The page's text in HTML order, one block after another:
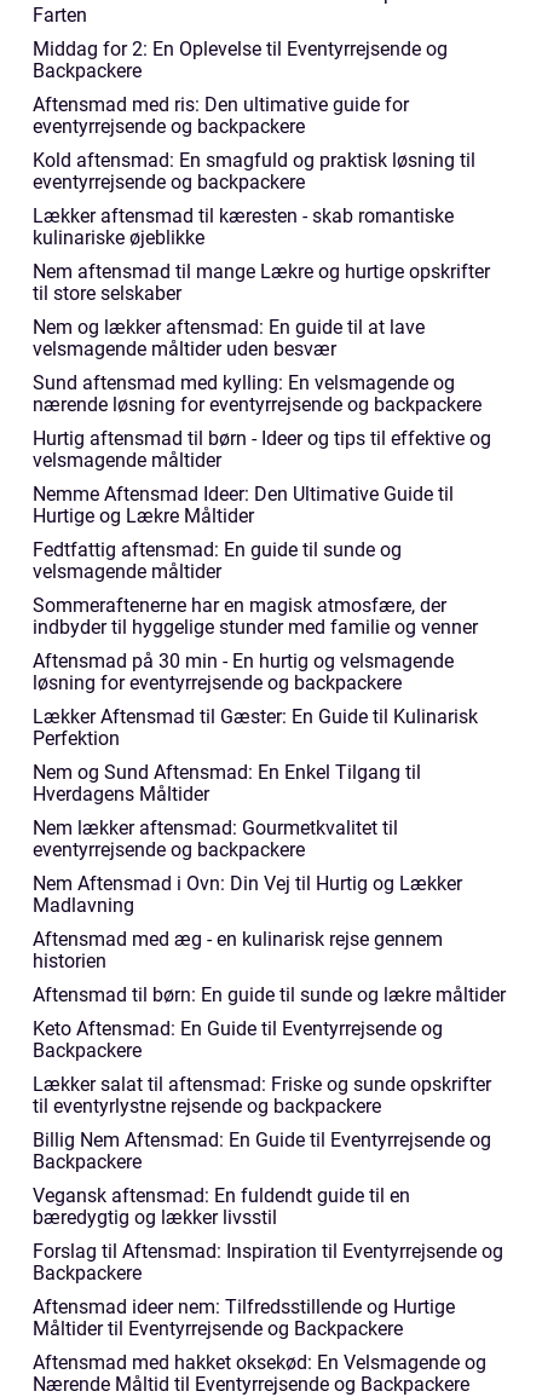
Farten
Middag for 2: En Oplevelse til Eventyrrejsende og
Backpackere
Aftensmad med ris: Den ultimative guide for
eventyrrejsende og backpackere
Kold aftensmad: En smagfuld og praktisk løsning til
eventyrrejsende og backpackere
Lækker aftensmad til kæresten - skab romantiske
kulinariske øjeblikke
Nem aftensmad til mange Lækre og hurtige opskrifter
til store selskaber
Nem og lækker aftensmad: En guide til at lave
velsmagende måltider uden besvær
Sund aftensmad med kylling: En velsmagende og
nærende løsning for eventyrrejsende og backpackere
Hurtig aftensmad til børn - Ideer og tips til effektive og
velsmagende måltider
Nemme Aftensmad Ideer: Den Ultimative Guide til
Hurtige og Lækre Måltider
Fedtfattig aftensmad: En guide til sunde og
velsmagende måltider
Sommeraftenerne har en magisk atmosfære, der
indbyder til hyggelige stunder med familie og venner
Aftensmad på 30 min - En hurtig og velsmagende
løsning for eventyrrejsende og backpackere
Lækker Aftensmad til Gæster: En Guide til Kulinarisk
Perfektion
Nem og Sund Aftensmad: En Enkel Tilgang til
Hverdagens Måltider
Nem lækker aftensmad: Gourmetkvalitet til
eventyrrejsende og backpackere
Nem Aftensmad i Ovn: Din Vej til Hurtig og Lækker
Madlavning
Aftensmad med æg - en kulinarisk rejse gennem
historien
Aftensmad til børn: En guide til sunde og lækre måltider
Keto Aftensmad: En Guide til Eventyrrejsende og
Backpackere
Lækker salat til aftensmad: Friske og sunde opskrifter
til eventyrlystne rejsende og backpackere
Billig Nem Aftensmad: En Guide til Eventyrrejsende og
Backpackere
Vegansk aftensmad: En fuldendt guide til en
bæredygtig og lækker livsstil
Forslag til Aftensmad: Inspiration til Eventyrrejsende og
Backpackere
Aftensmad ideer nem: Tilfredsstillende og Hurtige
Måltider til Eventyrrejsende og Backpackere
Aftensmad med hakket oksekød: En Velsmagende og
Nærende Måltid til Eventyrrejsende og Backpackere